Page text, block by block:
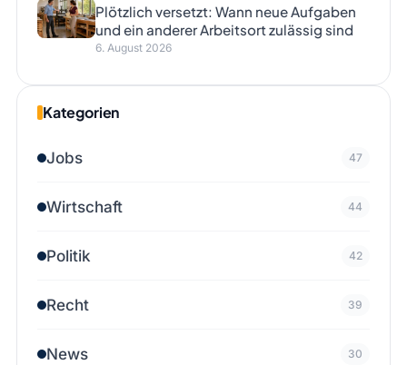
Plötzlich versetzt: Wann neue Aufgaben
und ein anderer Arbeitsort zulässig sind
6. August 2026
Kategorien
Jobs 47
Wirtschaft 44
Politik 42
Recht 39
News 30